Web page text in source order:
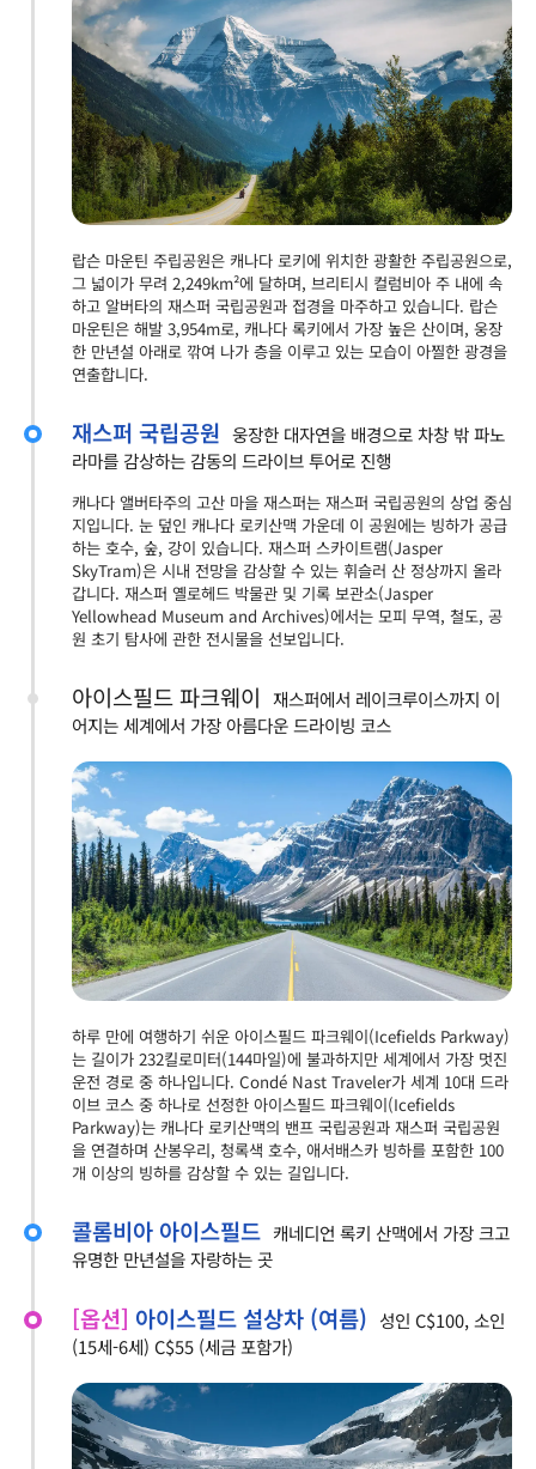
랍슨 마운틴 주립공원은 캐나다 로키에 위치한 광활한 주립공원으로,
그 넓이가 무려 2,249km²에 달하며, 브리티시 컬럼비아 주 내에 속
하고 알버타의 재스퍼 국립공원과 접경을 마주하고 있습니다. 랍슨
마운틴은 해발 3,954m로, 캐나다 록키에서 가장 높은 산이며, 웅장
한 만년설 아래로 깎여 나가 층을 이루고 있는 모습이 아찔한 광경을
연출합니다.
재스퍼 국립공원 웅장한 대자연을 배경으로 차창 밖 파노
라마를 감상하는 감동의 드라이브 투어로 진행
캐나다 앨버타주의 고산 마을 재스퍼는 재스퍼 국립공원의 상업 중심
지입니다. 눈 덮인 캐나다 로키산맥 가운데 이 공원에는 빙하가 공급
하는 호수, 숲, 강이 있습니다. 재스퍼 스카이트램(Jasper
SkyTram)은 시내 전망을 감상할 수 있는 휘슬러 산 정상까지 올라
갑니다. 재스퍼 옐로헤드 박물관 및 기록 보관소(Jasper
Yellowhead Museum and Archives)에서는 모피 무역, 철도, 공
원 초기 탐사에 관한 전시물을 선보입니다.
아이스필드 파크웨이 재스퍼에서 레이크루이스까지 이
어지는 세계에서 가장 아름다운 드라이빙 코스
하루 만에 여행하기 쉬운 아이스필드 파크웨이(Icefields Parkway)
는 길이가 232킬로미터(144마일)에 불과하지만 세계에서 가장 멋진
운전 경로 중 하나입니다. Condé Nast Traveler가 세계 10대 드라
이브 코스 중 하나로 선정한 아이스필드 파크웨이(Icefields
Parkway)는 캐나다 로키산맥의 밴프 국립공원과 재스퍼 국립공원
을 연결하며 산봉우리, 청록색 호수, 애서배스카 빙하를 포함한 100
개 이상의 빙하를 감상할 수 있는 길입니다.
콜롬비아 아이스필드 캐네디언 록키 산맥에서 가장 크고
유명한 만년설을 자랑하는 곳
[옵션] 아이스필드 설상차 (여름) 성인 C$100, 소인
(15세-6세) C$55 (세금 포함가)